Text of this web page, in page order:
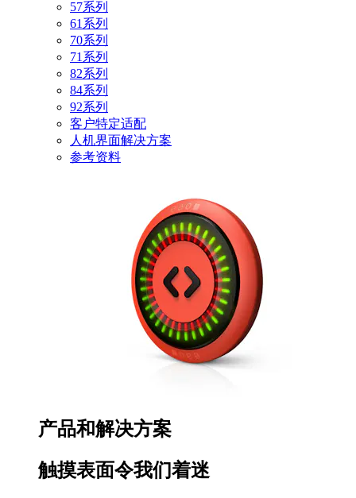
57系列
61系列
70系列
71系列
82系列
84系列
92系列
客户特定适配
人机界面解决方案
参考资料
产品和解决方案
触摸表面令我们着迷